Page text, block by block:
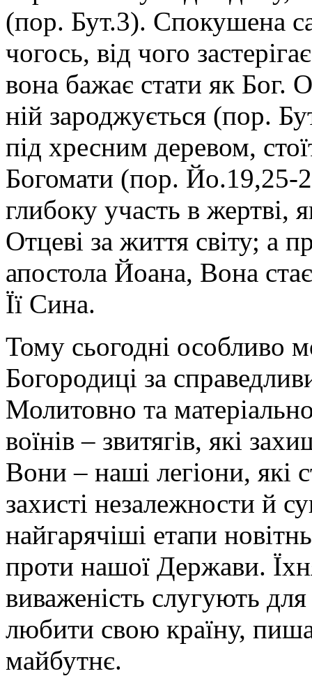
(пор. Бут.3). Спокушена
чогось, від чого
вона бажає стати як Бог.
ній зароджується (пор.
під хресним деревом,
Богомати (пор. Йо.19,25-
глибоку участь в жертві,
Отцеві за життя світу; а
апостола Йоана, Вона
Її Сина.
Тому сьогодні особливо
Богородиці за
Молитовно та
воїнів – звитягів, які
Вони – наші легіони, які
захисті незалежности й
найгарячіші етапи
проти нашої Держави.
виваженість слугують
любити свою країну,
майбутнє.